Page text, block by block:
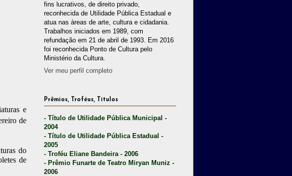
e
de
do
de
fins lucrativos, de direito privado,
reconhecida de Utilidade Pública Estadual e
atua nas àreas de arte, cultura e cidadania.
Trabalhos iniciados em 1989, com
refundação em 21 de abril de 1993. Em 2016
foi reconhecida Ponto de Cultura pelo
Ministério da Cultura.
Ver meu perfil completo
Prêmios, Troféus, Títulos
- Título de Utilidade Pública Municipal -
2004
- Título de Utilidade Pública Estadual -
2005
- Troféu Eliane Bandeira - 2006
- Prêmio Funarte de Teatro Miryan Muniz -
2006